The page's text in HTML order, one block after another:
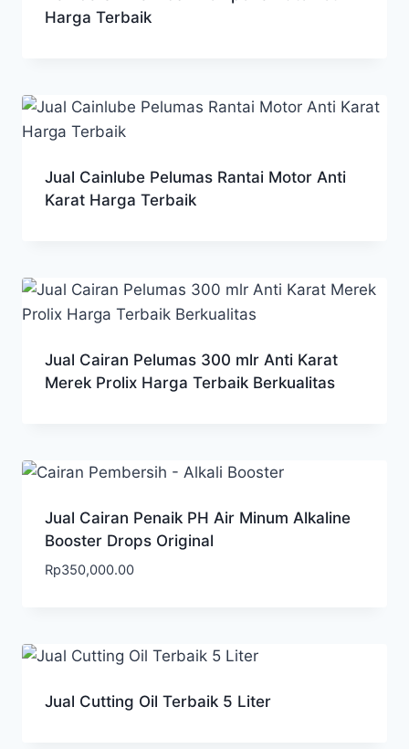
Harga Terbaik
Jual Cainlube Pelumas Rantai Motor Anti
Karat Harga Terbaik
Jual Cairan Pelumas 300 mlr Anti Karat
Merek Prolix Harga Terbaik Berkualitas
Jual Cairan Penaik PH Air Minum Alkaline
Booster Drops Original
Rp350,000.00
Jual Cutting Oil Terbaik 5 Liter